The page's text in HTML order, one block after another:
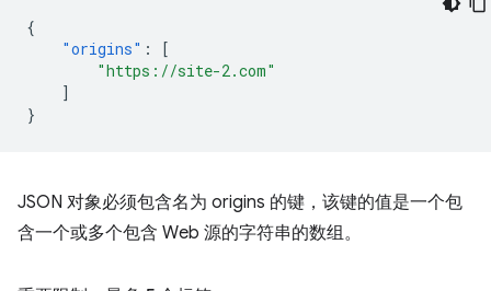
{
"origins" :
[
"https://site-2.com"
]
}
JSON 对象必须包含名为 origins 的键，该键的值是一个包
含一个或多个包含 Web 源的字符串的数组。